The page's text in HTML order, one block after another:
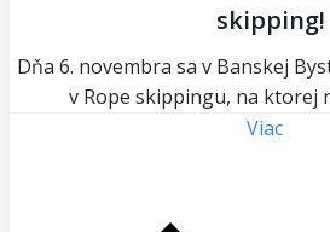
skipping!
Dňa 6. novembra sa v Banskej
v Rope skippingu, na ktorej
Viac